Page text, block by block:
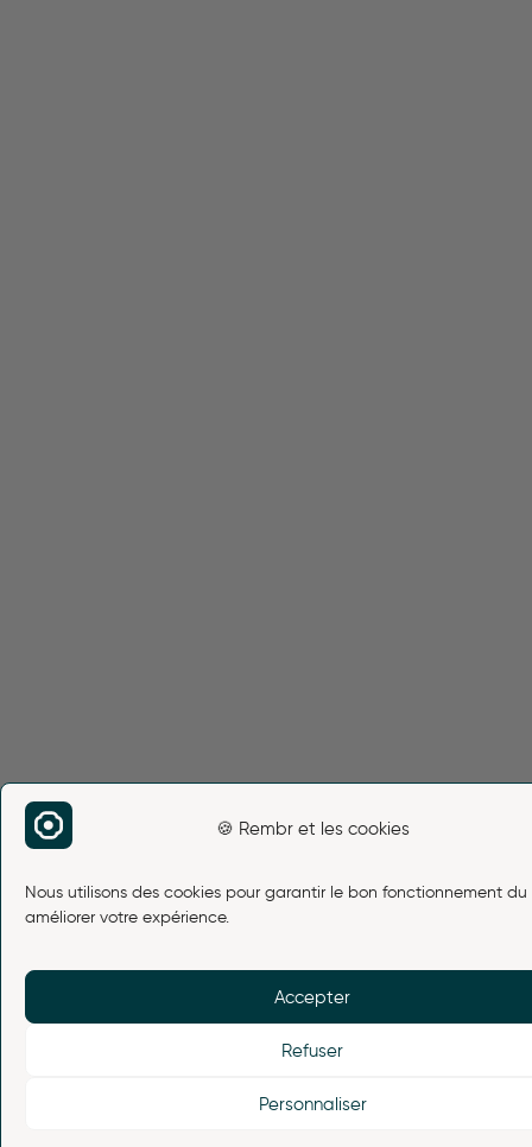
🍪 Rembr et les cookies
Nous utilisons des cookies pour garantir le bon fonctionnement du
améliorer votre expérience.
Accepter
Refuser
Personnaliser